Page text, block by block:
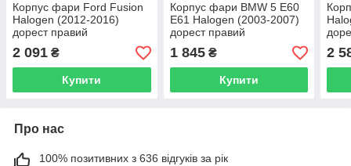
Корпус фари Ford Fusion
Halogen (2012-2016)
дорест правий
2 091 ₴
Купити
Корпус фари BMW 5 E60
E61 Halogen (2003-2007)
дорест правий
1 845₴
Купити
2
Про нас
100% позитивних з 636 відгуків за рік